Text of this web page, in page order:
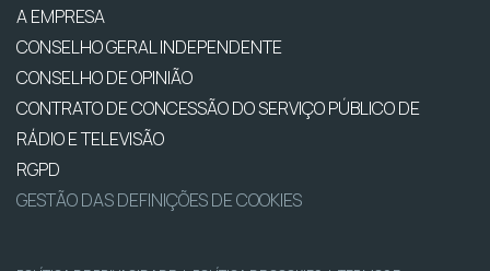
A EMPRESA
CONSELHO GERAL INDEPENDENTE
CONSELHO DE OPINIÃO
CONTRATO DE CONCESSÃO DO SERVIÇO PÚBLICO DE
RÁDIO E TELEVISÃO
RGPD
GESTÃO DAS DEFINIÇÕES DE COOKIES